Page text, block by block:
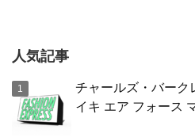
人気記事
チャールズ・バーク
イキ エア フォース